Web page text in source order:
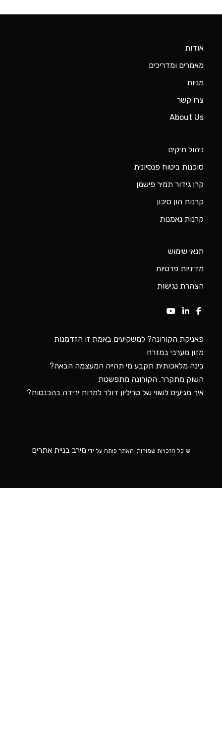
אודות
מאמרים ומדריכים
מניות
צרו קשר
About Us
ניהול תיקים
סוכנות ביטוח פנסיונית
קרן גידור תמיר פישמן
קרנות הון סיכון
קרנות נאמנות
תנאי שימוש
מדיניות פרטיות
הצהרת נגישות
פאניקת הקורונה? למשקיעים באמת זו הזדמנות
מזון מערבי במזרח
בינה מלאכותית תקבע מי תהייה המעצמה הבאה?
השוק מתקרר, הקורונה מתפשטת
איך מגיעים לשווי של טריליון דולר למרות ירידה בהכנסות?
© כל הזכויות שמורות. האתר פותח על ידימירב בניית אתרים